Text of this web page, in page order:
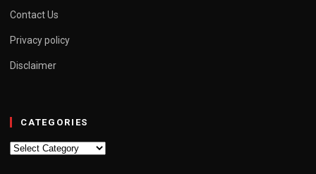
Contact Us
Privacy policy
Disclaimer
CATEGORIES
Categories